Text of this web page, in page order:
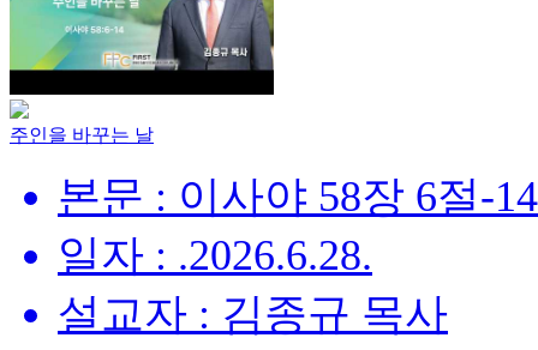
주인을 바꾸는 날
본문 : 이사야 58장 6절-
일자 : .2026.6.28.
설교자 : 김종규 목사